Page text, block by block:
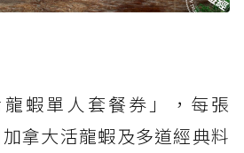
龍蝦單人套餐券」，每張
拿大活龍蝦及多道經典料